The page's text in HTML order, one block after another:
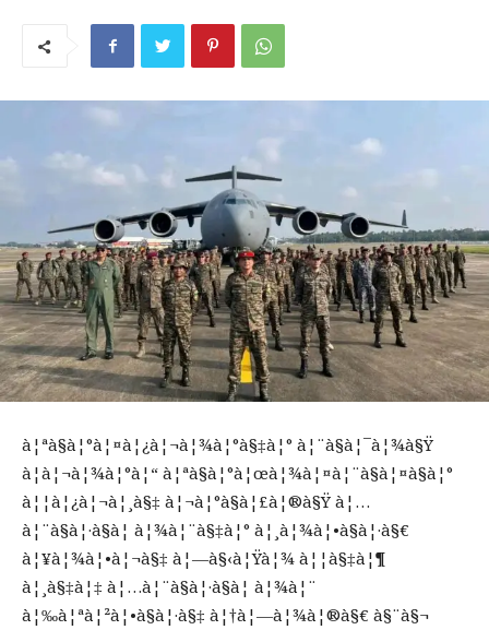
à¦ªà§à¦°à¦¤à¦¿à¦¬à¦¾à¦°à§‡à¦° à¦¨à§à¦¯à¦¾à§Ÿ
à¦à¦¬à¦¾à¦°à¦“ à¦ªà§à¦°à¦œà¦¾à¦¤à¦¨à§à¦¤à§à¦°
à¦¦à¦¿à¦¬à¦¸à§‡ à¦¬à¦°à§à¦£à¦®à§Ÿ à¦…
à¦¨à§à¦·à§à¦ à¦¾à¦¨à§‡à¦° à¦¸à¦¾à¦•à§à¦·à§€
à¦¥à¦¾à¦•à¦¬à§‡ à¦—à§‹à¦Ÿà¦¾ à¦¦à§‡à¦¶
à¦¸à§‡à¦‡ à¦…à¦¨à§à¦·à§à¦ à¦¾à¦¨
à¦‰à¦ªà¦²à¦•à§à¦·à§‡ à¦†à¦—à¦¾à¦®à§€ à§¨à§¬